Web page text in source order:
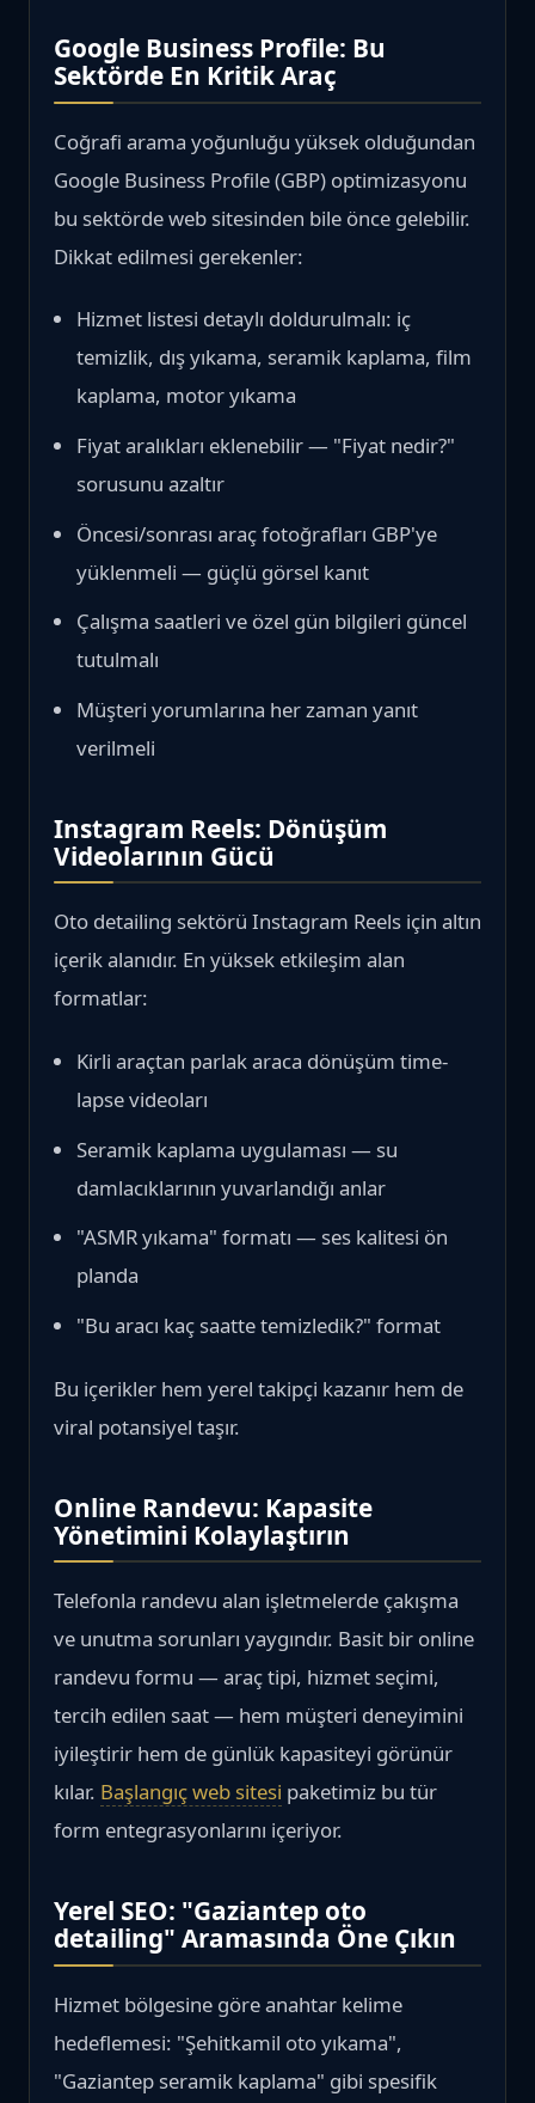
Google Business Profile: Bu
Sektörde En Kritik Araç
Coğrafi arama yoğunluğu yüksek olduğundan
Google Business Profile (GBP) optimizasyonu
bu sektörde web sitesinden bile önce gelebilir.
Dikkat edilmesi gerekenler:
Hizmet listesi detaylı doldurulmalı: iç
temizlik, dış yıkama, seramik kaplama, film
kaplama, motor yıkama
Fiyat aralıkları eklenebilir — "Fiyat nedir?"
sorusunu azaltır
Öncesi/sonrası araç fotoğrafları GBP'ye
yüklenmeli — güçlü görsel kanıt
Çalışma saatleri ve özel gün bilgileri güncel
tutulmalı
Müşteri yorumlarına her zaman yanıt
verilmeli
Instagram Reels: Dönüşüm
Videolarının Gücü
Oto detailing sektörü Instagram Reels için altın
içerik alanıdır. En yüksek etkileşim alan
formatlar:
Kirli araçtan parlak araca dönüşüm time-
lapse videoları
Seramik kaplama uygulaması — su
damlacıklarının yuvarlandığı anlar
"ASMR yıkama" formatı — ses kalitesi ön
planda
"Bu aracı kaç saatte temizledik?" format
Bu içerikler hem yerel takipçi kazanır hem de
viral potansiyel taşır.
Online Randevu: Kapasite
Yönetimini Kolaylaştırın
Telefonla randevu alan işletmelerde çakışma
ve unutma sorunları yaygındır. Basit bir online
randevu formu — araç tipi, hizmet seçimi,
tercih edilen saat — hem müşteri deneyimini
iyileştirir hem de günlük kapasiteyi görünür
kılar. Başlangıç web sitesi paketimiz bu tür
form entegrasyonlarını içeriyor.
Yerel SEO: "Gaziantep oto
detailing" Aramasında Öne Çıkın
Hizmet bölgesine göre anahtar kelime
hedeflemesi: "Şehitkamil oto yıkama",
"Gaziantep seramik kaplama" gibi spesifik